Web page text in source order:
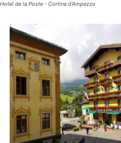
Hotel de la Poste - Cortina d'Ampezzo